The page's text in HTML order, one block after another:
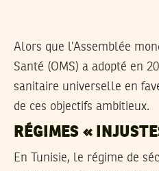
Alors que l’Assemblée
Santé (OMS) a adopté en
sanitaire universelle en
de ces objectifs ambitieux.
RÉGIMES «
En Tunisie, le régime de